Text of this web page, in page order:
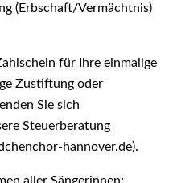
(Erbschaft/Vermächtnis)
für Ihre einmalige
Zustiftung oder
Sie sich
Steuerberatung
hannover.de).